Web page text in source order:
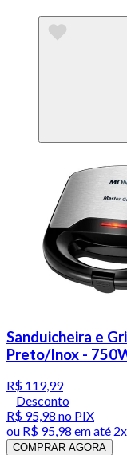
Sanduicheira e
Preto/Inox -
R$ 119,99
Desconto
R$ 95,98 no PIX
ou R$ 95,98 em até
COMPRAR AGORA